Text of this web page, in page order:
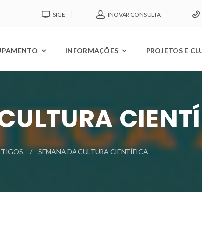
SIGE INOVAR CONSULTA
INFORMAÇÕES PROJETOS E
SEMANA DA CULTURA CIENTÍFICA